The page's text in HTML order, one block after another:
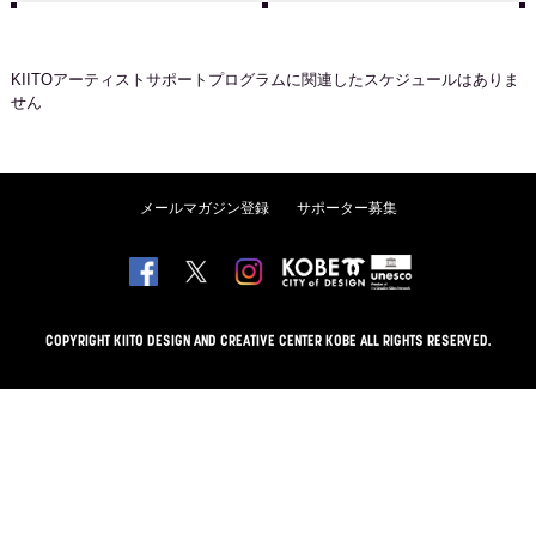
KIITOアーティストサポートプログラムに関連したスケジュールはありま
せん
メールマガジン登録 サポーター募集
COPYRIGHT KIITO DESIGN AND CREATIVE CENTER KOBE ALL RIGHTS RESERVED.